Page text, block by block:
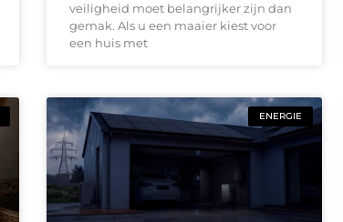
veiligheid moet belangrijker zijn dan
gemak. Als u een maaier kiest voor
een huis met
ENERGIE